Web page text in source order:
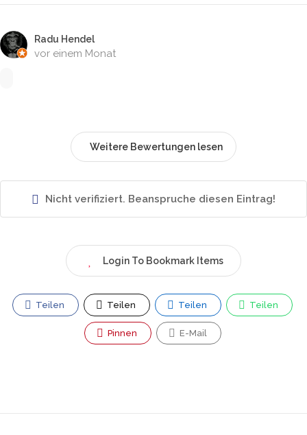
Radu Hendel
vor einem Monat
Weitere Bewertungen lesen
Nicht verifiziert. Beanspruche diesen Eintrag!
Login To Bookmark Items
Teilen Teilen Teilen Teilen
Pinnen E-Mail